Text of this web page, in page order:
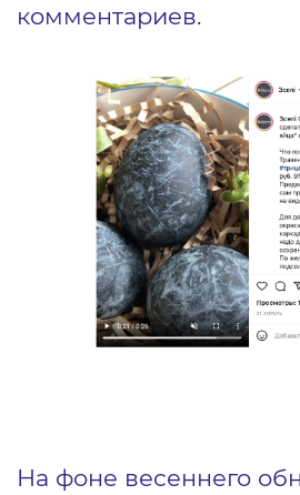
комментариев.
На фоне весеннего